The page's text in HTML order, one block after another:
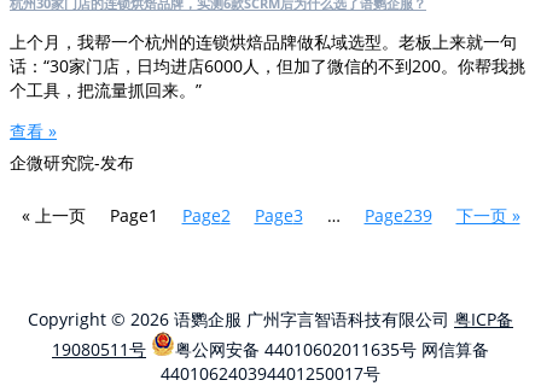
上个月，我帮一个杭州的连锁烘焙品牌做私域选型。老板上来就一句
话：“30家门店，日均进店6000人，但加了微信的不到200。你帮我挑
个工具，把流量抓回来。”
查看 »
企微研究院-发布
« 上一页 Page1 Page2 Page3 … Page239 下一页 »
Copyright © 2026 语鹦企服 广州字言智语科技有限公司 粤ICP备
19080511号
粤公网安备 44010602011635号 网信算备
440106240394401250017号